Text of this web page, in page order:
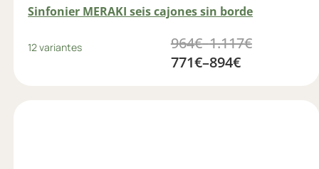
Sinfonier MERAKI seis cajones sin borde
12 variantes 964€–1.117€
771€–894€